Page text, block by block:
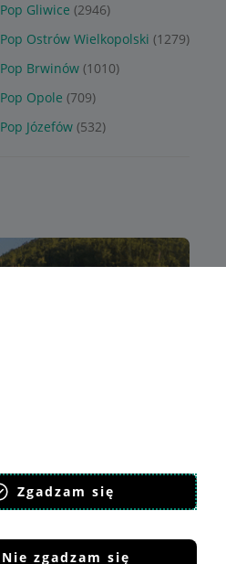
Zgadzam się
Nie zgadzam się
Pop Gliwice (2946)
Pop Ostrów Wielkopolski (1279)
Pop Brwinów (1010)
Pop Opole (709)
Pop Józefów (532)